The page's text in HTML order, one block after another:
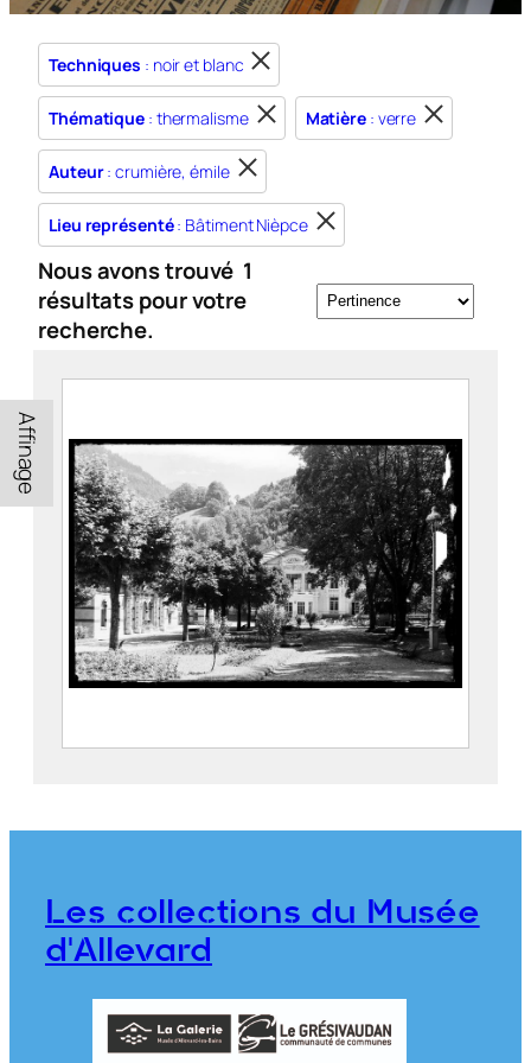
Techniques : noir et blanc
Thématique : thermalisme Matière: verre
Auteur: crumière, émile
Lieu représenté: Bâtiment Nièpce
Nous avons trouvé 1
résultats pour votre
recherche.
Affinage
Le Parc thermal d’Allevard,
Maison Alpine
CE2020.1.299
Les collections du Musée
d'Allevard